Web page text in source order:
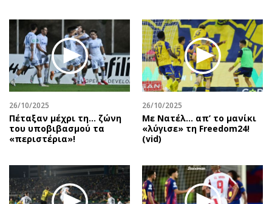
26/10/2025
Πέταξαν μέχρι τη… ζώνη
του υποβιβασμού τα
«περιστέρια»!
26/10/2025
Με Νατέλ… απ’ το μανίκι
«λύγισε» τη Freedom24!
(vid)